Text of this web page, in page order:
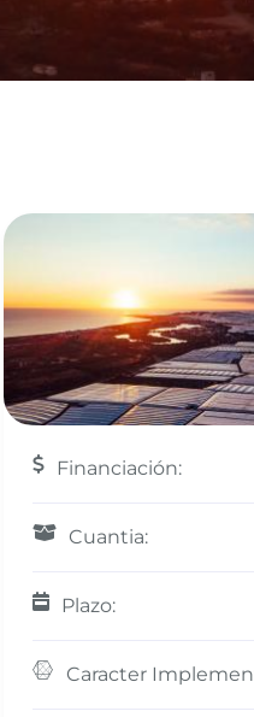
Financiación:
Cuantia:
Plazo:
Caracter